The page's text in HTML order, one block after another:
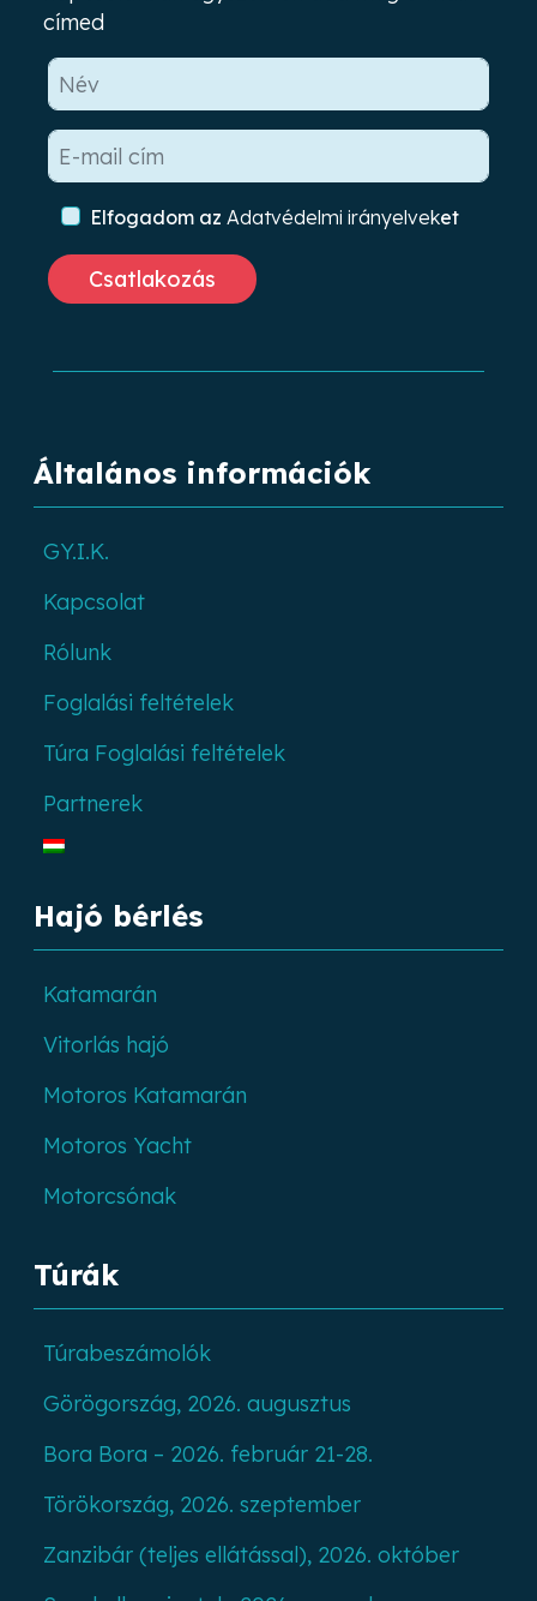
címed
Elfogadom azAdatvédelmi irányelveket
Általános információk
GY.I.K.
Kapcsolat
Rólunk
Foglalási feltételek
Túra Foglalási feltételek
Partnerek
Hajó bérlés
Katamarán
Vitorlás hajó
Motoros Katamarán
Motoros Yacht
Motorcsónak
Túrák
Túrabeszámolók
Görögország, 2026. augusztus
Bora Bora – 2026. február 21-28.
Törökország, 2026. szeptember
Zanzibár (teljes ellátással), 2026. október